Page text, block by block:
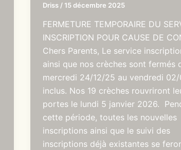
Driss / 15 décembre 2025
FERMETURE TEMPORAIRE DU
INSCRIPTION POUR CAUSE DE
Chers Parents, Le service
ainsi que nos crèches sont fermés
mercredi 24/12/25 au vendredi 02/
inclus. Nos 19 crèches rouvriront
portes le lundi 5 janvier 2026.
cette période, toutes les nouvelles
inscriptions ainsi que le suivi des
inscriptions déjà existantes se